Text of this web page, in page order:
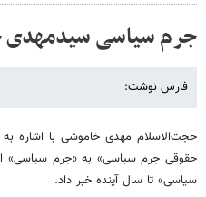
جرم سیاسی سیدمهدی
فارس نوشت:
حجت‌الاسلام مهدی خاموشی با اشاره
حقوقی جرم سیاسی» به «جرم سیاسی» از
سیاسی» تا سال آینده خبر داد.